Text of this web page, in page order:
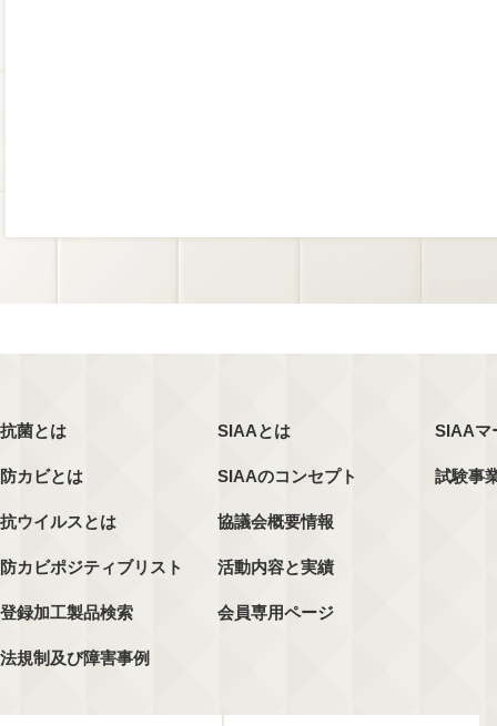
抗菌とは
防カビとは
抗ウイルスとは
防カビポジティブリスト
登録加工製品検索
法規制及び障害事例
SIAAとは
SIAAのコンセプト
協議会概要情報
活動内容と実績
会員専用ページ
SIAAマ
試験事